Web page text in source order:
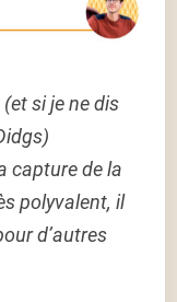
(et si je ne dis
capture de la
polyvalent, il
d’autres